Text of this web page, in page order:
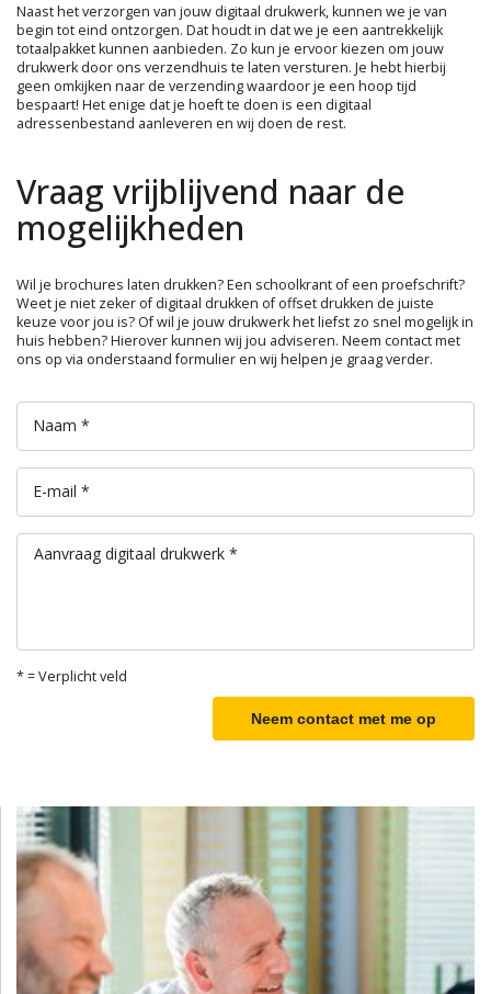
Naast het verzorgen van jouw digitaal drukwerk, kunnen we je van
begin tot eind ontzorgen. Dat houdt in dat we je een aantrekkelijk
totaalpakket kunnen aanbieden. Zo kun je ervoor kiezen om jouw
drukwerk door ons verzendhuis te laten versturen. Je hebt hierbij
geen omkijken naar de verzending waardoor je een hoop tijd
bespaart! Het enige dat je hoeft te doen is een digitaal
adressenbestand aanleveren en wij doen de rest.
Vraag vrijblijvend naar de
mogelijkheden
Wil je brochures laten drukken? Een schoolkrant of een proefschrift?
Weet je niet zeker of digitaal drukken of offset drukken de juiste
keuze voor jou is? Of wil je jouw drukwerk het liefst zo snel mogelijk in
huis hebben? Hierover kunnen wij jou adviseren. Neem contact met
ons op via onderstaand formulier en wij helpen je graag verder.
Naam *
E-mail *
Aanvraag digitaal drukwerk *
* = Verplicht veld
Neem contact met me op